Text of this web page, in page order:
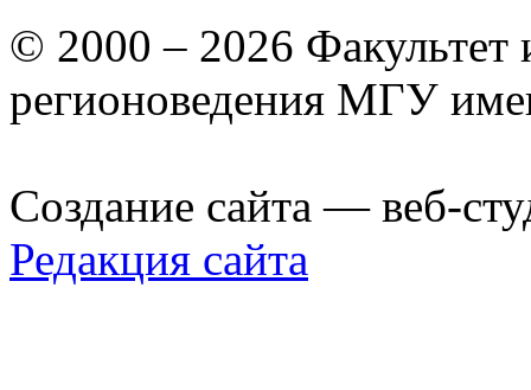
© 2000 – 2026 Факультет
регионоведения МГУ
Создание сайта — веб-
Редакция сайта